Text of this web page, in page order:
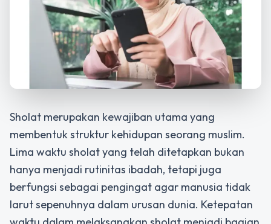
Sholat merupakan kewajiban utama yang
membentuk struktur kehidupan seorang muslim.
Lima waktu sholat yang telah ditetapkan bukan
hanya menjadi rutinitas ibadah, tetapi juga
berfungsi sebagai pengingat agar manusia tidak
larut sepenuhnya dalam urusan dunia. Ketepatan